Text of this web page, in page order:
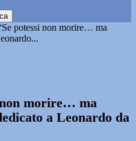
potessi non morire… ma
non morire… ma
a Leonardo da